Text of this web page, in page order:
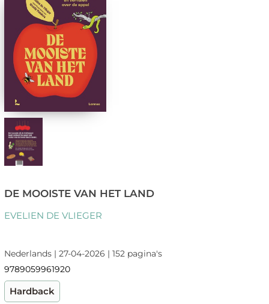
DE MOOISTE VAN HET LAND
EVELIEN DE VLIEGER
Nederlands | 27-04-2026 | 152 pagina's
9789059961920
Hardback